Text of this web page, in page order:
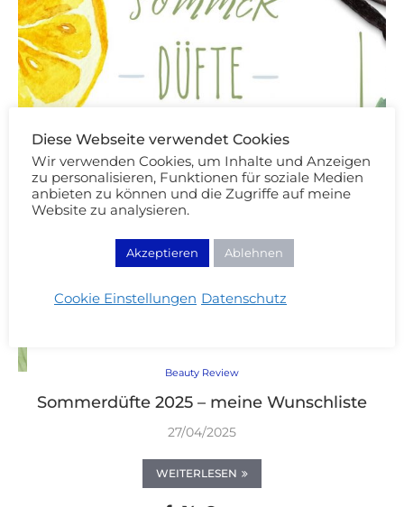
Beauty Review
Sommerdüfte 2025 – meine Wunschliste
27/04/2025
WEITERLESEN
Diese Webseite verwendet Cookies
Wir verwenden Cookies, um Inhalte und Anzeigen
zu personalisieren, Funktionen für soziale Medien
anbieten zu können und die Zugriffe auf meine
Website zu analysieren.
Akzeptieren Ablehnen
Cookie Einstellungen Datenschutz